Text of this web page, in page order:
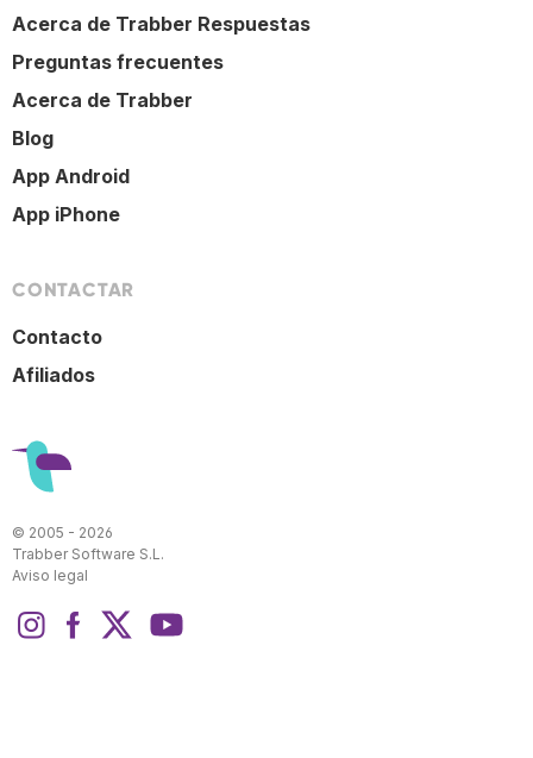
Acerca de Trabber Respuestas
Preguntas frecuentes
Acerca de Trabber
Blog
App Android
App iPhone
CONTACTAR
Contacto
Afiliados
© 2005 - 2026
Trabber Software S.L.
Aviso legal